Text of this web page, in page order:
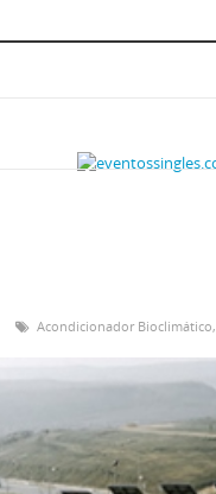
Acondicionador Bioclimático,